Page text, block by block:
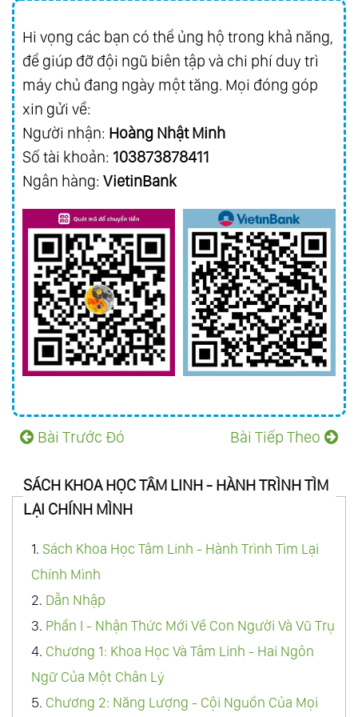
Công
150.Thực Hành 02: Thiền Tĩnh - Thiền Nằm
Cân Bằng - Thiền Vipassana
151.Thực Hành 03: Thiền Động - Con Đường
Chữa Lành Bằng Hành Động
152. Thực Hành 04: Sống Thiền - Thiền Trung
153.Thực Hành 05: Ăn Uống Cân Bằng Âm -
Dương
154.Thực Hành 06: Thức Tỉnh Tế Bào
155.Thực Hành 07: Nghe Nhạc Chữa Lành -
Nhạc Tần Số
156. Nhóm 2: Tâm - Lắng Nghe, Quán Chiếu
Và Thanh Lọc
158. Thực Hành 09: Nhật Ký Tỉnh Thức
160. Thực Hành 11: Biết Ơn Và Yêu Thương Vô
Điều Kiện
Học Của Chữa Lành
162.Nhóm 3: Trí - Mở Rộng Nhận Thức Và Tư
Duy Tích Cực
163.Thực Hành 13: Nghĩ Thật - Nói Thật -
Làm Thật
164. Thực Hành 14: Góc Nhìn Tích Cực - Tư
Duy Tích Cực
Hi vọng các bạn có thể ủng hộ trong khả năng,
để giúp đỡ đội ngũ biên tập và chi phí duy trì
máy chủ đang ngày một tăng. Mọi đóng góp
xin gửi về:
Người nhận: Hoàng Nhật Minh
Số tài khoản: 103873878411
Ngân hàng: VietinBank
Bài Trước Đó Bài Tiếp Theo
SÁCH KHOA HỌC TÂM LINH - HÀNH TRÌNH TÌM
LẠI CHÍNH MÌNH
1. Sách Khoa Học Tâm Linh - Hành Trình Tìm Lại
Chính Mình
2. Dẫn Nhập
3. Phần I - Nhận Thức Mới Về Con Người Và Vũ Trụ
4. Chương 1: Khoa Học Và Tâm Linh - Hai Ngôn
Ngữ Của Một Chân Lý
5. Chương 2: Năng Lượng - Cội Nguồn Của Mọi